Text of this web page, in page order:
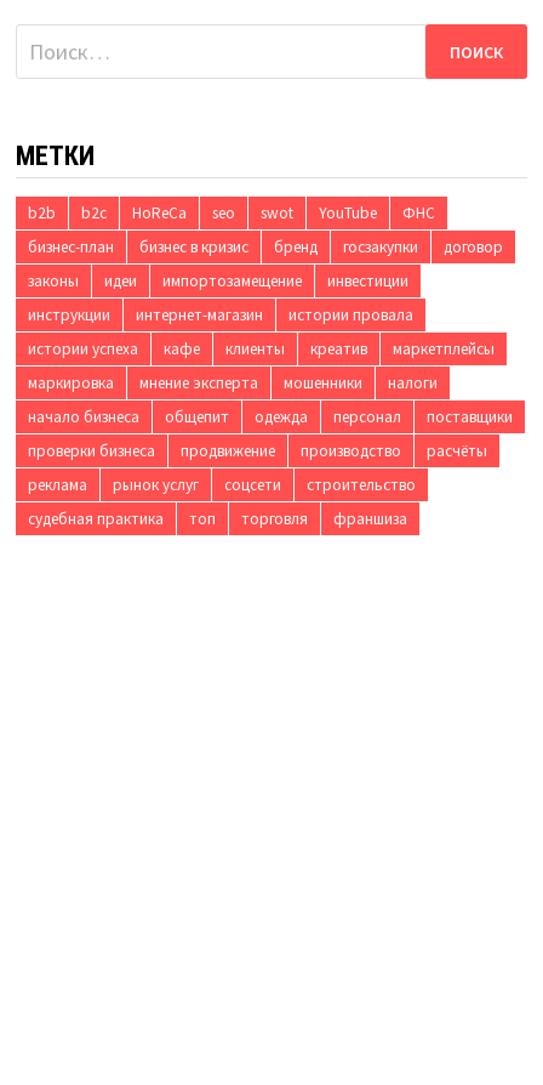
Найти:
МЕТКИ
b2b b2c HoReCa seo swot YouTube
ФНС
бизнес-план
бизнес в кризис бренд госзакупки
договор
законы
идеи импортозамещение
инвестиции
инструкции
интернет-магазин
истории провала
истории успеха
кафе клиенты креатив
маркетплейсы
маркировка
мнение эксперта мошенники
налоги
начало бизнеса
общепит одежда персонал
поставщики
проверки бизнеса
продвижение производство
расчёты
реклама
рынок услуг соцсети
строительство
судебная практика
топ торговля франшиза